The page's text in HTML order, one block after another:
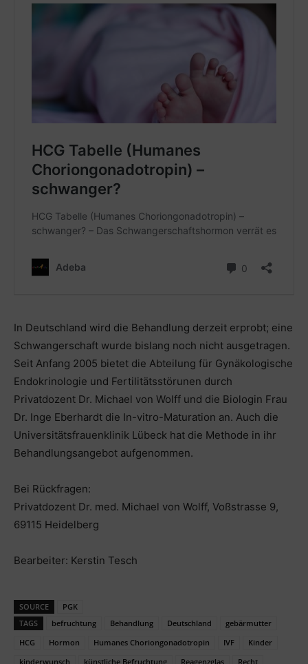
In Deutschland wird die Behandlung derzeit erprobt; eine
Schwangerschaft wurde bislang noch nicht ausgetragen.
Seit Anfang 2005 bietet die Abteilung für Gynäkologische
Endokrinologie und Fertilitätsstörunen durch
Privatdozent Dr. Michael von Wolff und die Biologin Frau
Dr. Inge Eberhardt die In-vitro-Maturation an. Auch die
Universitätsfrauenklinik Lübeck hat die Methode in ihr
Behandlungsangebot aufgenommen.
Bei Rückfragen:
Privatdozent Dr. med. Michael von Wolff, Voßstrasse 9,
69115 Heidelberg
Bearbeiter: Kerstin Tesch
SOURCE
PGK
TAGS
befruchtung Behandlung Deutschland
gebärmutter
HCG
Hormon Humanes Choriongonadotropin IVF
Kinder
kinderwunsch
künstliche Befruchtung Reagenzglas Recht